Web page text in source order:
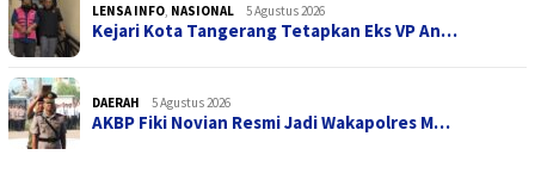
LENSA INFO, NASIONAL 5 Agustus 2026
Kejari Kota Tangerang Tetapkan Eks VP An…
DAERAH 5 Agustus 2026
AKBP Fiki Novian Resmi Jadi Wakapolres M…